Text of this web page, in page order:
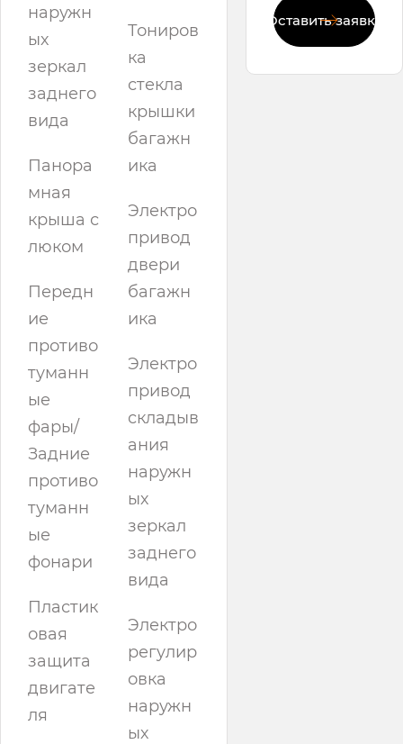
наружн
ых
зеркал
заднего
вида
Панора
мная
крыша с
люком
Передн
ие
противо
туманн
ые
фары/
Задние
противо
туманн
ые
фонари
Пластик
овая
защита
двигате
ля
Тониров
ка
стекла
крышки
багажн
ика
Электро
привод
двери
багажн
ика
Электро
привод
складыв
ания
наружн
ых
зеркал
заднего
вида
Электро
регулир
овка
наружн
ых
Оставить заявку